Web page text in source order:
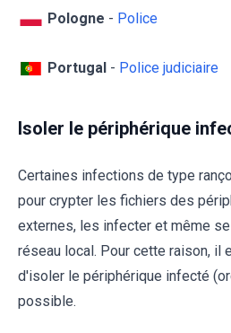
Pologne - Police
Portugal - Police judiciaire
Isoler le périphérique
Certaines infections de type
pour crypter les fichiers des
externes, les infecter et même
réseau local. Pour cette raison, il
d'isoler le périphérique infecté
possible.